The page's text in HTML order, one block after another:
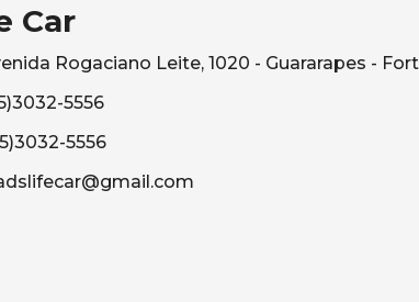
Car
Rogaciano Leite, 1020 - Guararapes -
5556
5556